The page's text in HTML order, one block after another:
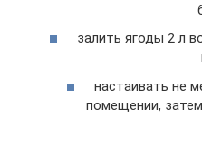
залить ягоды 2 л
настаивать не
помещении,